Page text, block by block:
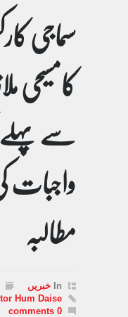
سماجی
کامسیحی
سے پہلے
واجبات
مطالبہ
In خبریں
Hum Daise
0 comments